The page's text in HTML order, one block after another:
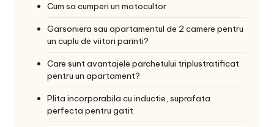
Cum sa cumperi un motocultor
Garsoniera sau apartamentul de 2 camere pentru
un cuplu de viitori parinti?
Care sunt avantajele parchetului triplustratificat
pentru un apartament?
Plita incorporabila cu inductie, suprafata
perfecta pentru gatit